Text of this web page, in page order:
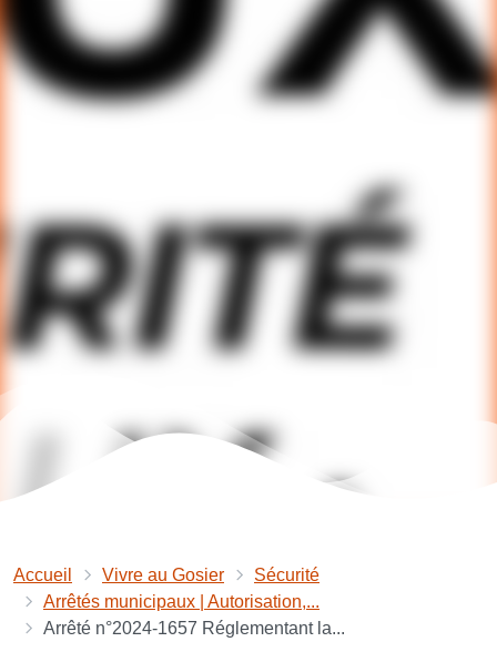
Accueil Vivre au Gosier
Sécurité
Arrêtés municipaux | Autorisation,...
Arrêté n°2024-1657 Réglementant la...